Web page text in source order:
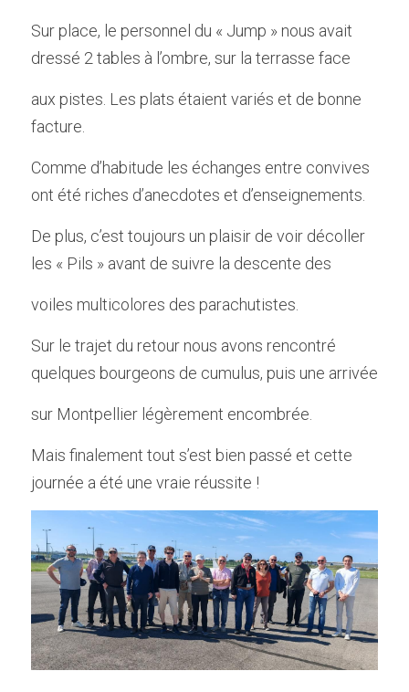
Sur place, le personnel du « Jump » nous avait
dressé 2 tables à l’ombre, sur la terrasse face
aux pistes. Les plats étaient variés et de bonne
facture.
Comme d’habitude les échanges entre convives
ont été riches d’anecdotes et d’enseignements.
De plus, c’est toujours un plaisir de voir décoller
les « Pils » avant de suivre la descente des
voiles multicolores des parachutistes.
Sur le trajet du retour nous avons rencontré
quelques bourgeons de cumulus, puis une arrivée
sur Montpellier légèrement encombrée.
Mais finalement tout s’est bien passé et cette
journée a été une vraie réussite !